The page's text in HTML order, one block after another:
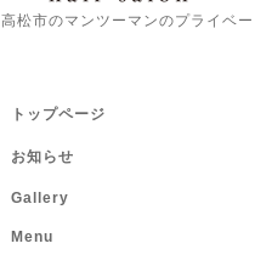
高松市のマンツーマンのプライベ
トップページ
お知らせ
Gallery
Menu